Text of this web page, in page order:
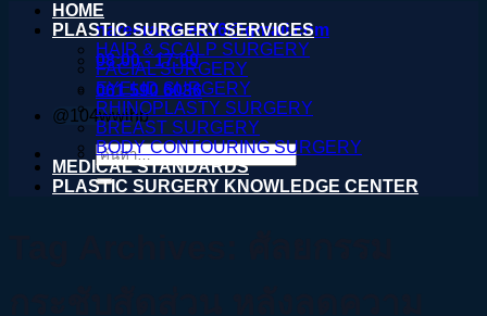
nareeratsale936@gmail.com
08:00 - 17:00
061 590 6036
@104wwihb
ค้นหา:
HOME
PLASTIC SURGERY SERVICES
HAIR & SCALP SURGERY
FACIAL SURGERY
EYELID SURGERY
RHINOPLASTY SURGERY
BREAST SURGERY
BODY CONTOURING SURGERY
MEDICAL STANDARDS
PLASTIC SURGERY KNOWLEDGE CENTER